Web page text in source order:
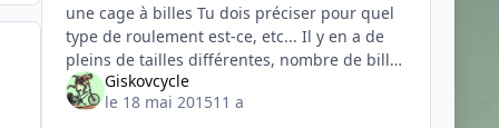
une cage à billes Tu dois préciser pour quel
type de roulement est-ce, etc... Il y en a de
pleins de tailles différentes, nombre de billes
varient, ... Bref, le plus sur est de mesurer le
diamè
Giskovcycle
le 18 mai 201511 a